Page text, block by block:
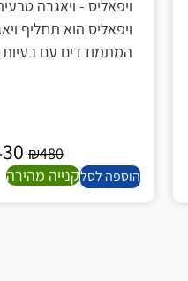
ויפאליס - ויאגרה טבעית ללא
ויפאליס הוא תחליף ויאגרה
המתמודדים עם בעיות אין-אונות,
₪430
קנייה מהירה